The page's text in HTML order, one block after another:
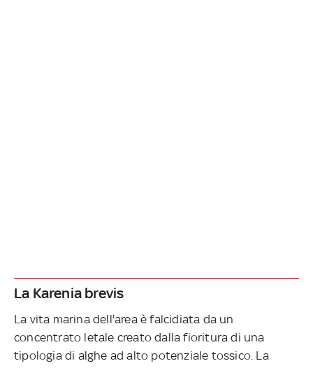
La Karenia brevis
La vita marina dell'area è falcidiata da un
concentrato letale creato dalla fioritura di una
tipologia di alghe ad alto potenziale tossico. La